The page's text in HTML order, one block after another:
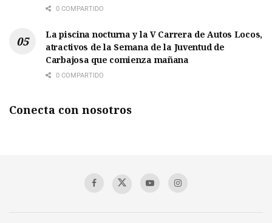
0 COMPARTIDO
La piscina nocturna y la V Carrera de Autos Locos,
atractivos de la Semana de la Juventud de
Carbajosa que comienza mañana
0 COMPARTIDO
Conecta con nosotros